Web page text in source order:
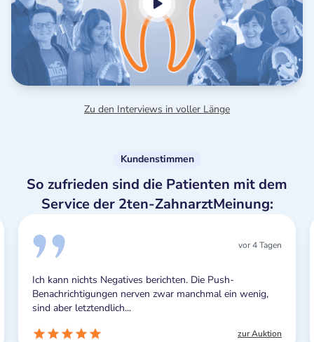
Zu den Interviews in voller Länge
Kundenstimmen
So zufrieden sind die Patienten mit dem
Service der 2ten-ZahnarztMeinung:
vor 4 Tagen
Ich kann nichts Negatives berichten. Die Push-
Benachrichtigungen nerven zwar manchmal ein wenig,
sind aber letztendlich...
zur Auktion